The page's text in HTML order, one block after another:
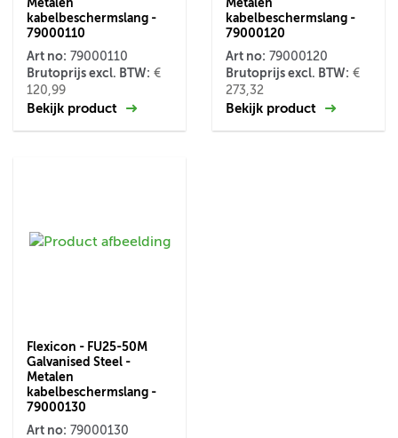
kabelbeschermslang -
79000110
Art no: 79000110
Brutoprijs excl. BTW: €
120,99
Bekijk product
kabelbeschermslang -
79000120
Art no: 79000120
Brutoprijs excl. BTW: €
273,32
Bekijk product
Flexicon - FU25-50M
Galvanised Steel -
Metalen
kabelbeschermslang -
79000130
Art no: 79000130